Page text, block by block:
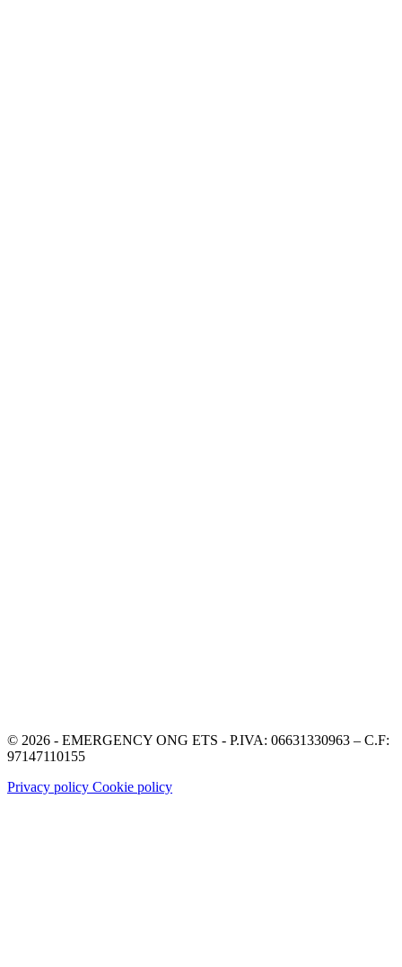
© 2026 - EMERGENCY ONG ETS - P.IVA: 06631330963 – C.F:
97147110155
Privacy policy Cookie policy